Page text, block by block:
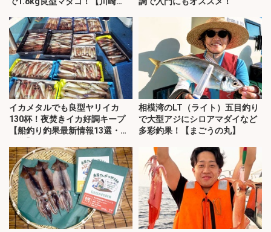
イカメタルでも良型ヤリイカ
130杯！夜焚きイカ好調キープ
【船釣り釣果最新情報13選・玄
相模湾のLT（ライト）五目釣り
で大型アジにシロアマダイなど
多彩釣果！【まごうの丸】